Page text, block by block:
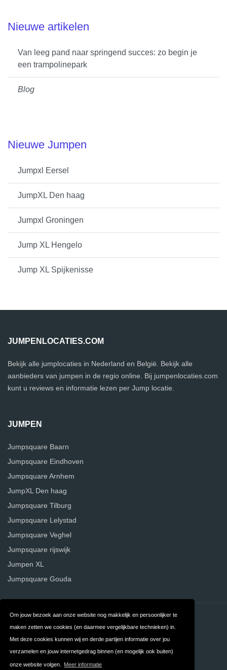
Om jouw bezoek aan onze website nog makkelijk en persoonlijker te
maken zetten we cookies (en daarmee vergelijkbare technieken) in.
Met deze cookies kunnen wij en derde partijen informatie over jou
verzamelen en jouw internetgedrag binnen (en mogelijk ook buiten)
onze website volgen. Meer informatie
Nieuwe artikelen
Van leeg pand naar springend succes: zo begin je
een trampolinepark
Blog
Nieuwe Jumpen
Jumpxl Eersel
JumpXL Den haag
Jumpxl Groningen
Jump XL Hengelo
Jump XL Spijkenisse
JUMPENLOCATIES.COM
Bekijk alle jumplocaties in Nederland en België. Bekijk alle
aanbieders van jumpen in de regio online. Bij jumpenlocaties.com
kunt u reviews en informatie lezen per Jump locatie.
JUMPEN
Jumpsquare Baarn
Jumpsquare Eindhoven
Jumpsquare Arnhem
JumpXL Den haag
Jumpsquare Tilburg
Jumpsquare Lelystad
Jumpsquare Veghel
Jumpsquare rijswijk
Jumpen XL
Jumpsquare Gouda
Contact Over ons
Privacy Algemene
Voorwaarden